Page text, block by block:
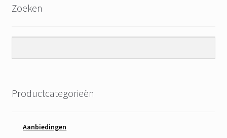
Zoeken
Productcategorieën
Aanbiedingen